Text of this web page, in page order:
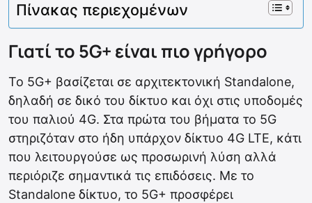
Πίνακας περιεχομένων
Γιατί το 5G+ είναι πιο γρήγορο
Το 5G+ βασίζεται σε αρχιτεκτονική Standalone,
δηλαδή σε δικό του δίκτυο και όχι στις υποδομές
του παλιού 4G. Στα πρώτα του βήματα το 5G
στηριζόταν στο ήδη υπάρχον δίκτυο 4G LTE, κάτι
που λειτουργούσε ως προσωρινή λύση αλλά
περιόριζε σημαντικά τις επιδόσεις. Με το
Standalone δίκτυο, το 5G+ προσφέρει